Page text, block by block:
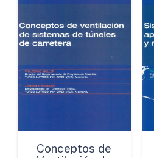
Daños
al
Medio
en
los
diez
AñosConceptos de